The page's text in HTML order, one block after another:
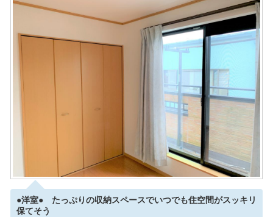
●洋室● たっぷりの収納スペースでいつでも住空間がスッキリ
保てそう